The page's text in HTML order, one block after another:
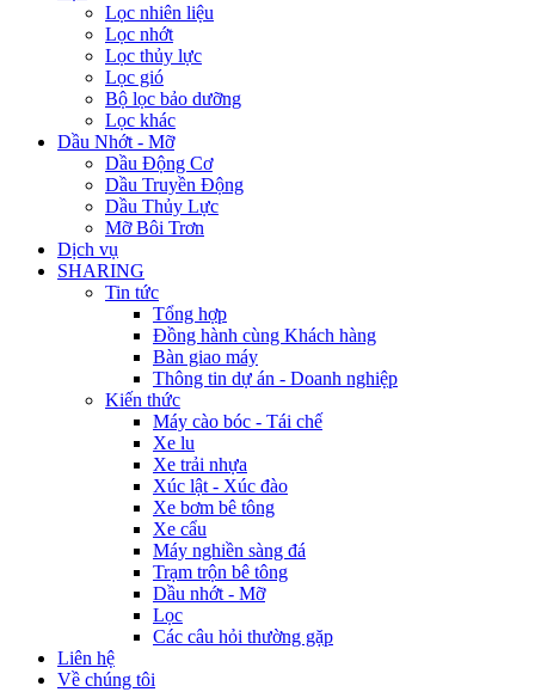
Lọc nhiên liệu
Lọc nhớt
Lọc thủy lực
Lọc gió
Bộ lọc bảo dưỡng
Lọc khác
Dầu Nhớt - Mỡ
Dầu Động Cơ
Dầu Truyền Động
Dầu Thủy Lực
Mỡ Bôi Trơn
Dịch vụ
SHARING
Tin tức
Tổng hợp
Đồng hành cùng Khách hàng
Bàn giao máy
Thông tin dự án - Doanh nghiệp
Kiến thức
Máy cào bóc - Tái chế
Xe lu
Xe trải nhựa
Xúc lật - Xúc đào
Xe bơm bê tông
Xe cẩu
Máy nghiền sàng đá
Trạm trộn bê tông
Dầu nhớt - Mỡ
Lọc
Các câu hỏi thường gặp
Liên hệ
Về chúng tôi